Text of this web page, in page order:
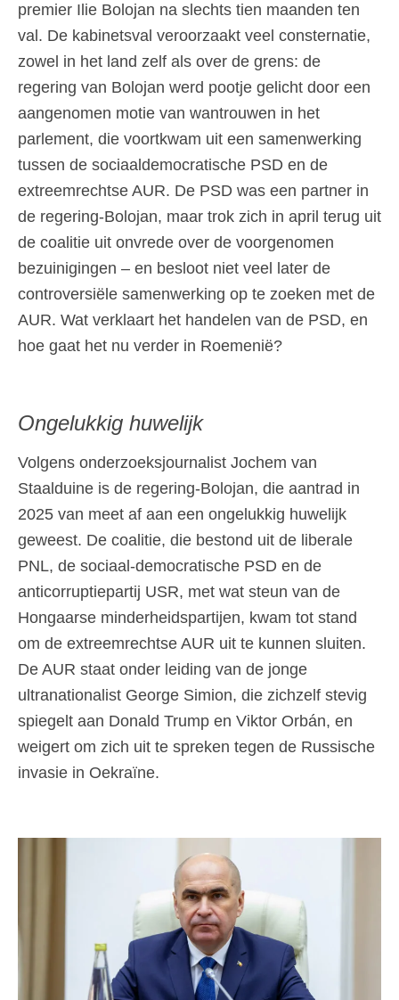
premier Ilie Bolojan na slechts tien maanden ten
val. De kabinetsval veroorzaakt veel consternatie,
zowel in het land zelf als over de grens: de
regering van Bolojan werd pootje gelicht door een
aangenomen motie van wantrouwen in het
parlement, die voortkwam uit een samenwerking
tussen de sociaaldemocratische PSD en de
extreemrechtse AUR. De PSD was een partner in
de regering-Bolojan, maar trok zich in april terug uit
de coalitie uit onvrede over de voorgenomen
bezuinigingen – en besloot niet veel later de
controversiële samenwerking op te zoeken met de
AUR. Wat verklaart het handelen van de PSD, en
hoe gaat het nu verder in Roemenië?
Ongelukkig huwelijk
Volgens onderzoeksjournalist Jochem van
Staalduine is de regering-Bolojan, die aantrad in
2025 van meet af aan een ongelukkig huwelijk
geweest. De coalitie, die bestond uit de liberale
PNL, de sociaal-democratische PSD en de
anticorruptiepartij USR, met wat steun van de
Hongaarse minderheidspartijen, kwam tot stand
om de extreemrechtse AUR uit te kunnen sluiten.
De AUR staat onder leiding van de jonge
ultranationalist George Simion, die zichzelf stevig
spiegelt aan Donald Trump en Viktor Orbán, en
weigert om zich uit te spreken tegen de Russische
invasie in Oekraïne.